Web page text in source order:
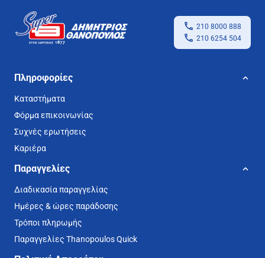
210 8000 888
210 6254 504
Πληροφορίες
Καταστήματα
Φόρμα επικοινωνίας
Συχνές ερωτήσεις
Καριέρα
Παραγγελίες
Διαδικασία παραγγελίας
Ημέρες & ώρες παράδοσης
Τρόποι πληρωμής
Παραγγελίες Thanopoulos Quick